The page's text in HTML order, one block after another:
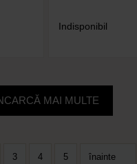
Indisponibil
MAI MULTE
3 4 5 înainte